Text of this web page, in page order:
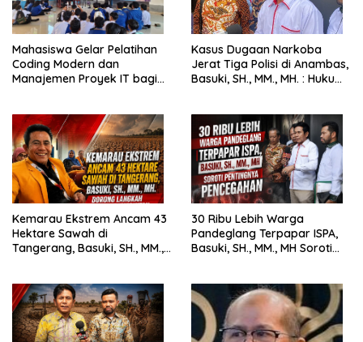
Mahasiswa Gelar Pelatihan
Coding Modern dan
Manajemen Proyek IT bagi
Kasus Dugaan Narkoba
Jerat Tiga Polisi di Anambas,
Basuki, SH., MM., MH. : Hukum
Kemarau Ekstrem Ancam 43
Hektare Sawah di
Tangerang, Basuki, SH., MM.,
30 Ribu Lebih Warga
Pandeglang Terpapar ISPA,
Basuki, SH., MM., MH Soroti